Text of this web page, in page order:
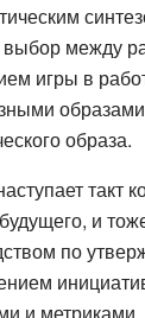
между
игры в
образа.
такт
и
по
и